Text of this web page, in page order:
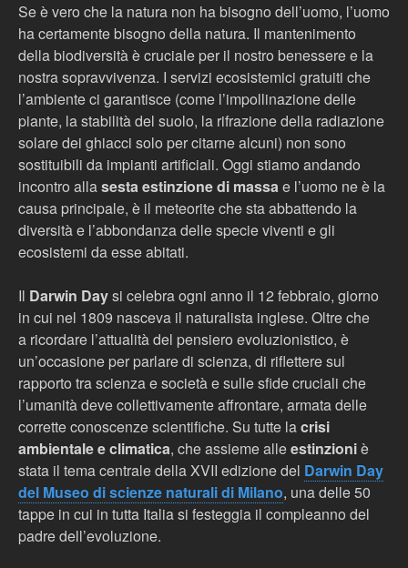
Se è vero che la natura non ha bisogno dell’uomo, l’uomo
ha certamente bisogno della natura. Il mantenimento
della biodiversità è cruciale per il nostro benessere e la
nostra sopravvivenza. I servizi ecosistemici gratuiti che
l’ambiente ci garantisce (come l’impollinazione delle
piante, la stabilità del suolo, la rifrazione della radiazione
solare dei ghiacci solo per citarne alcuni) non sono
sostituibili da impianti artificiali. Oggi stiamo andando
incontro allasesta estinzione di massae l’uomo ne è la
causa principale, è il meteorite che sta abbattendo la
diversità e l’abbondanza delle specie viventi e gli
ecosistemi da esse abitati.
Il Darwin Daysi celebra ogni anno il 12 febbraio, giorno
in cui nel 1809 nasceva il naturalista inglese. Oltre che
a ricordare l’attualità del pensiero evoluzionistico, è
un’occasione per parlare di scienza, di riflettere sul
rapporto tra scienza e società e sulle sfide cruciali che
l’umanità deve collettivamente affrontare, armata delle
corrette conoscenze scientifiche. Su tutte lacrisi
ambientale e climatica, che assieme alleestinzioniè
stata il tema centrale della XVII edizione del Darwin Day
del Museo di scienze naturali di Milano, una delle 50
tappe in cui in tutta Italia si festeggia il compleanno del
padre dell’evoluzione.